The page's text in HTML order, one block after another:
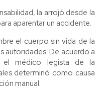
la arrojó desde la
aparentar un accidente.
el cuerpo sin vida de la
autoridades. De acuerdo a
el médico legista de la
determinó como causa
manual.